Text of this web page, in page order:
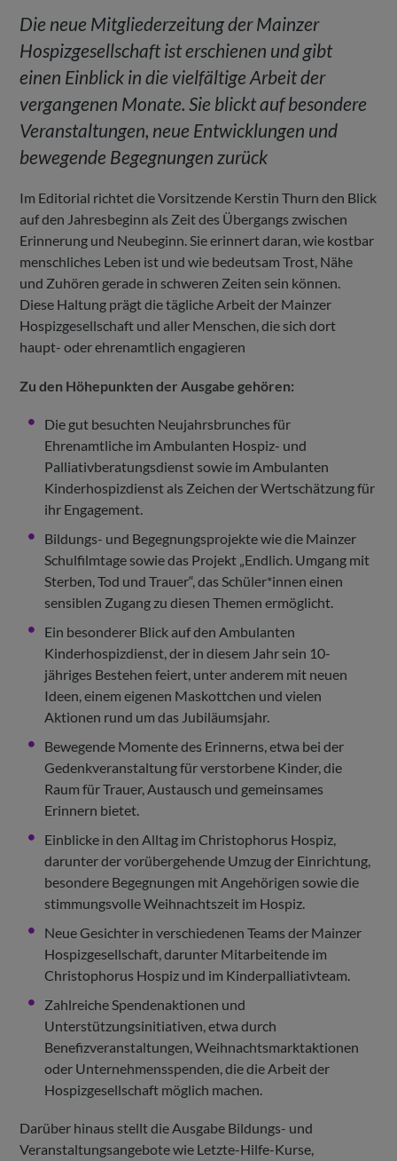
Die neue Mitgliederzeitung der Mainzer
Hospizgesellschaft ist erschienen und gibt
einen Einblick in die vielfältige Arbeit der
vergangenen Monate. Sie blickt auf besondere
Veranstaltungen, neue Entwicklungen und
bewegende Begegnungen zurück
Im Editorial richtet die Vorsitzende Kerstin Thurn den Blick
auf den Jahresbeginn als Zeit des Übergangs zwischen
Erinnerung und Neubeginn. Sie erinnert daran, wie kostbar
menschliches Leben ist und wie bedeutsam Trost, Nähe
und Zuhören gerade in schweren Zeiten sein können.
Diese Haltung prägt die tägliche Arbeit der Mainzer
Hospizgesellschaft und aller Menschen, die sich dort
haupt- oder ehrenamtlich engagieren
Zu den Höhepunkten der Ausgabe gehören:
Die gut besuchten Neujahrsbrunches für
Ehrenamtliche im Ambulanten Hospiz- und
Palliativberatungsdienst sowie im Ambulanten
Kinderhospizdienst als Zeichen der Wertschätzung für
ihr Engagement.
Bildungs- und Begegnungsprojekte wie die Mainzer
Schulfilmtage sowie das Projekt „Endlich. Umgang mit
Sterben, Tod und Trauer“, das Schüler*innen einen
sensiblen Zugang zu diesen Themen ermöglicht.
Ein besonderer Blick auf den Ambulanten
Kinderhospizdienst, der in diesem Jahr sein 10-
jähriges Bestehen feiert, unter anderem mit neuen
Ideen, einem eigenen Maskottchen und vielen
Aktionen rund um das Jubiläumsjahr.
Bewegende Momente des Erinnerns, etwa bei der
Gedenkveranstaltung für verstorbene Kinder, die
Raum für Trauer, Austausch und gemeinsames
Erinnern bietet.
Einblicke in den Alltag im Christophorus Hospiz,
darunter der vorübergehende Umzug der Einrichtung,
besondere Begegnungen mit Angehörigen sowie die
stimmungsvolle Weihnachtszeit im Hospiz.
Neue Gesichter in verschiedenen Teams der Mainzer
Hospizgesellschaft, darunter Mitarbeitende im
Christophorus Hospiz und im Kinderpalliativteam.
Zahlreiche Spendenaktionen und
Unterstützungsinitiativen, etwa durch
Benefizveranstaltungen, Weihnachtsmarktaktionen
oder Unternehmensspenden, die die Arbeit der
Hospizgesellschaft möglich machen.
Darüber hinaus stellt die Ausgabe Bildungs- und
Veranstaltungsangebote wie Letzte-Hilfe-Kurse,